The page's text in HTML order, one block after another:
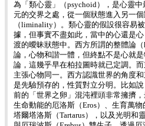
為「類心靈」（psychoid），是心靈
元的交界之處，從一個狀態進入另一個
（liminality）。類心靈的假設很容易
據，但事實不盡如此，當中的心還是
渡的曖昧狀態中。西方所謂的整體論
論，心物和諧一體，但終點不是心就
論，這幾乎早在柏拉圖時就已定調。
主張心物同一。西方認識世界的角度
是先驗預存的，性質對立分明。比如
前的「世界之卵」混沌裡頭非常擁擠
生命動能的厄洛斯（Eros）、生育萬
塔爾塔洛斯（Tartarus），以及光明和